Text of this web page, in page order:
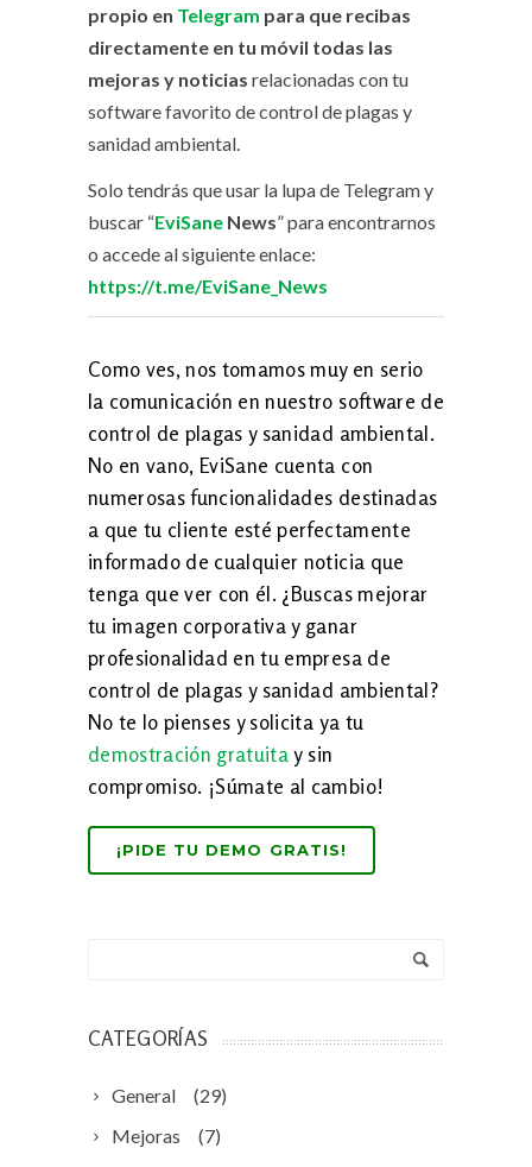
propio en Telegram para que recibas
directamente en tu móvil todas las
mejoras y noticias relacionadas con tu
software favorito de control de plagas y
sanidad ambiental.
Solo tendrás que usar la lupa de Telegram y
buscar “EviSane News” para encontrarnos
o accede al siguiente enlace:
https://t.me/EviSane_News
Como ves, nos tomamos muy en serio
la comunicación en nuestro software de
control de plagas y sanidad ambiental.
No en vano, EviSane cuenta con
numerosas funcionalidades destinadas
a que tu cliente esté perfectamente
informado de cualquier noticia que
tenga que ver con él. ¿Buscas mejorar
tu imagen corporativa y ganar
profesionalidad en tu empresa de
control de plagas y sanidad ambiental?
No te lo pienses y solicita ya tu
demostración gratuitay sin
compromiso. ¡Súmate al cambio!
¡PIDE TU DEMO GRATIS!
CATEGORÍAS
General
(29)
Mejoras
(7)